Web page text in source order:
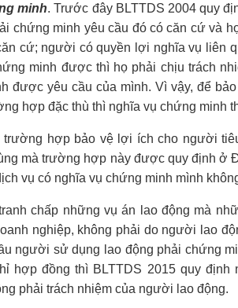
minh. Trước đây BLTTDS 2004 quy
chứng minh yêu cầu đó có căn cứ và
cứ; người có quyền lợi nghĩa vụ liên
minh được thì họ phải chịu trách
được yêu cầu của mình. Vì vậy, để
hợp đặc thù thì nghĩa vụ chứng minh
trường hợp bảo vệ lợi ích cho người
mà trường hợp này được quy định ở
vụ có nghĩa vụ chứng minh mình
chấp những vụ án lao động mà
nghiệp, không phải do người lao
người sử dụng lao động phải chứng
hợp đồng thì BLTTDS 2015 quy định
phải trách nhiệm của người lao động.